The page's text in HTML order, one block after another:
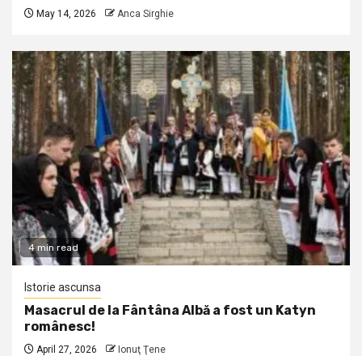
May 14, 2026 Anca Sirghie
4 min read
Istorie ascunsa
Masacrul de la Fântâna Albă a fost un Katyn
românesc!
April 27, 2026 Ionuţ Ţene